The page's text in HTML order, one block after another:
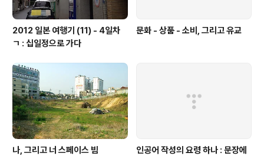
2012 일본 여행기 (11) - 4일차
ㄱ : 십일정으로 가다
문화 - 상품 - 소비, 그리고 유교
나, 그리고 너 스페이스 빔
인공어 작성의 요령 하나 : 문장에